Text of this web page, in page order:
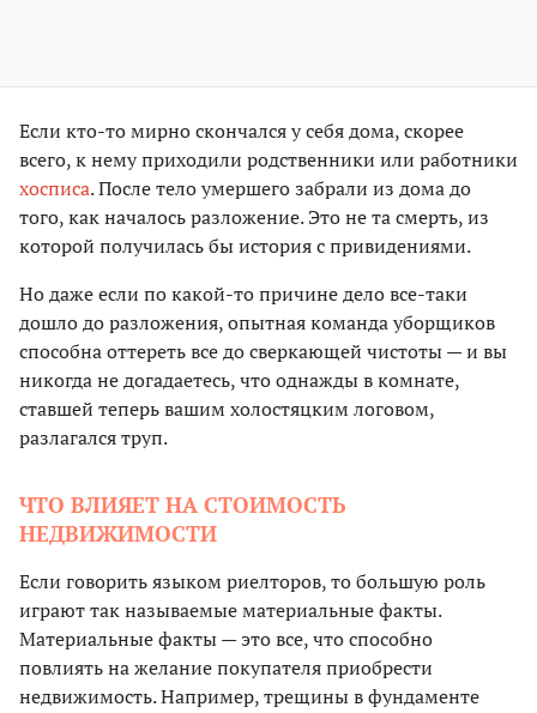
Если кто-то мирно скончался у себя дома, скорее
всего, к нему приходили родственники или работники
хосписа. После тело умершего забрали из дома до
того, как началось разложение. Это не та смерть, из
которой получилась бы история с привидениями.
Но даже если по какой-то причине дело все-таки
дошло до разложения, опытная команда уборщиков
способна оттереть все до сверкающей чистоты — и вы
никогда не догадаетесь, что однажды в комнате,
ставшей теперь вашим холостяцким логовом,
разлагался труп.
ЧТО ВЛИЯЕТ НА СТОИМОСТЬ
НЕДВИЖИМОСТИ
Если говорить языком риелторов, то большую роль
играют так называемые материальные факты.
Материальные факты — это все, что способно
повлиять на желание покупателя приобрести
недвижимость. Например, трещины в фундаменте